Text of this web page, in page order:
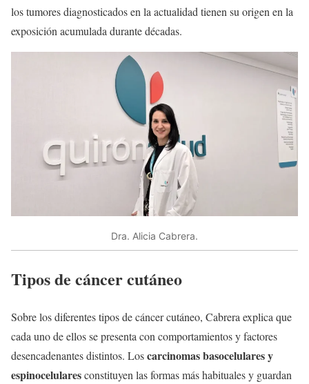
los tumores diagnosticados en la actualidad tienen su origen en la
exposición acumulada durante décadas.
Dra. Alicia Cabrera.
Tipos de cáncer cutáneo
Sobre los diferentes tipos de cáncer cutáneo, Cabrera explica que
cada uno de ellos se presenta con comportamientos y factores
desencadenantes distintos. Loscarcinomas basocelulares y
espinocelularesconstituyen las formas más habituales y guardan